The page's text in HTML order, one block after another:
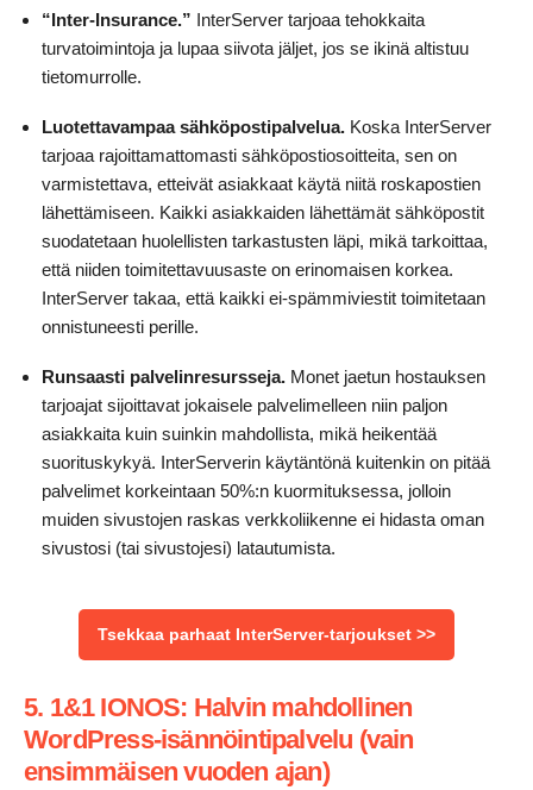
“Inter-Insurance.” InterServer tarjoaa tehokkaita
turvatoimintoja ja lupaa siivota jäljet, jos se ikinä altistuu
tietomurrolle.
Luotettavampaa sähköpostipalvelua. Koska InterServer
tarjoaa rajoittamattomasti sähköpostiosoitteita, sen on
varmistettava, etteivät asiakkaat käytä niitä roskapostien
lähettämiseen. Kaikki asiakkaiden lähettämät sähköpostit
suodatetaan huolellisten tarkastusten läpi, mikä tarkoittaa,
että niiden toimitettavuusaste on erinomaisen korkea.
InterServer takaa, että kaikki ei-spämmiviestit toimitetaan
onnistuneesti perille.
Runsaasti palvelinresursseja. Monet jaetun hostauksen
tarjoajat sijoittavat jokaisele palvelimelleen niin paljon
asiakkaita kuin suinkin mahdollista, mikä heikentää
suorituskykyä. InterServerin käytäntönä kuitenkin on pitää
palvelimet korkeintaan 50%:n kuormituksessa, jolloin
muiden sivustojen raskas verkkoliikenne ei hidasta oman
sivustosi (tai sivustojesi) latautumista.
Tsekkaa parhaat InterServer-tarjoukset >>
5. 1&1 IONOS: Halvin mahdollinen
WordPress-isännöintipalvelu (vain
ensimmäisen vuoden ajan)